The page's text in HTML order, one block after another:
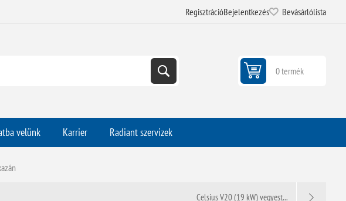
RegisztrációBejelentkezés Bevásárlólista
0 termék
velünk Karrier Radiant szervizek
Celsius V20 (19 kW) vegyest...